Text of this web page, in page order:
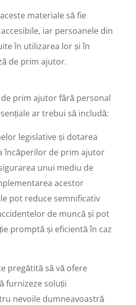
materiale să fie
iar persoanele din
în utilizarea lor și în
de prim ajutor.
prim ajutor fără personal
ar trebui să includă:
legislative și dotarea
încăperilor de prim ajutor
unui mediu de
acestor
pot reduce semnificativ
de muncă și pot
promptă și eficientă în caz
pregătită să vă ofere
furnizeze soluții
nevoile dumneavoastră